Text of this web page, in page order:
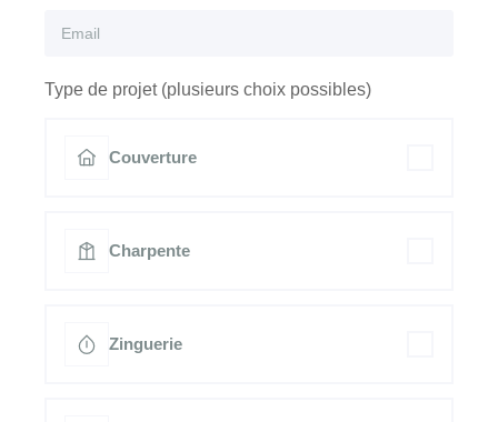
Type de projet (plusieurs choix possibles)
Couverture
Charpente
Zinguerie